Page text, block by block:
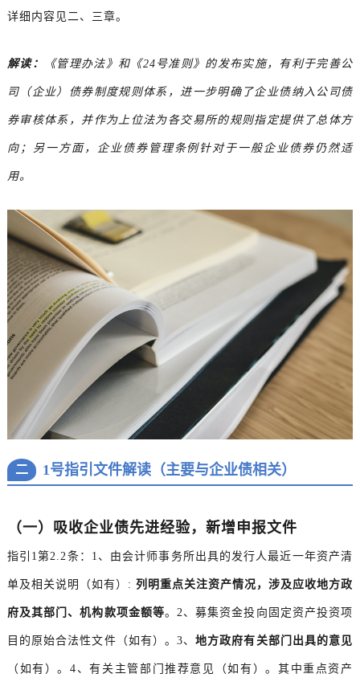
详细内容见二、三章。
解读： 《管理办法》和《24号准则》的发布实施，有利于完善公
司（企业）债券制度规则体系，进一步明确了企业债纳入公司债
券审核体系，并作为上位法为各交易所的规则指定提供了总体方
向；另一方面，企业债券管理条例针对于一般企业债券仍然适
用。
二 1号指引文件解读（主要与企业债相关）
（一）吸收企业债先进经验，新增申报文件
指引1第2.2条：1、由会计师事务所出具的发行人最近一年资产清
单及相关说明（如有）: 列明重点关注资产情况，涉及应收地方政
府及其部门、机构款项金额等。2、募集资金投向固定资产投资项
目的原始合法性文件（如有）。3、地方政府有关部门出具的意见
（如有）。4、有关主管部门推荐意见（如有）。其中重点资产